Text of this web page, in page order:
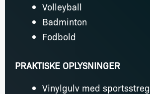
Volleyball
Badminton
Fodbold
PRAKTISKE OPLYSNINGER
Vinylgulv med